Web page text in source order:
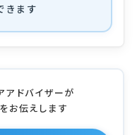
きます
アドバイザーが
をお伝えします